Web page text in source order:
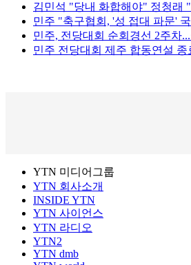
김민석 "당내 화합해야" 정청래
민주 "축구협회, '성 접대 파문'
민주, 전당대회 순회경선 2주차
민주 전당대회 제주 합동연설
YTN 미디어그룹
YTN 회사소개
INSIDE YTN
YTN 사이언스
YTN 라디오
YTN2
YTN dmb